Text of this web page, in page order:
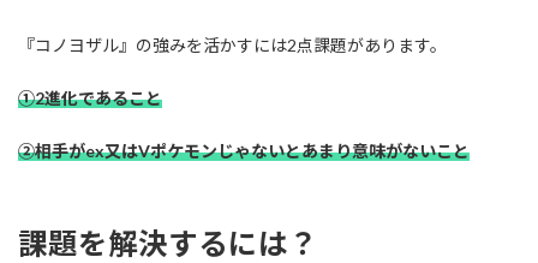
『コノヨザル』の強みを活かすには2点課題があります。
①2進化であること
②相手がex又はVポケモンじゃないとあまり意味がないこと
課題を解決するには？